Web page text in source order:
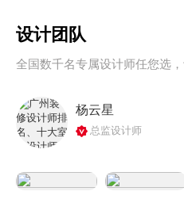
设计团队
全国数千名专属设计师任您选
杨云星
总监设计师